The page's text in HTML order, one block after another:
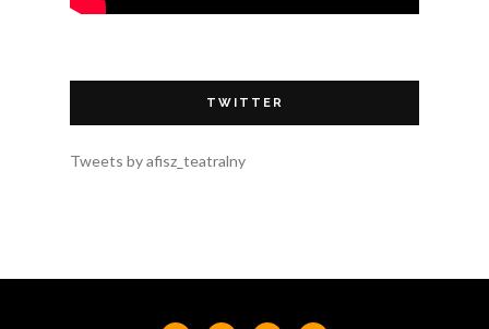
TWITTER
Tweets by afisz_teatralny